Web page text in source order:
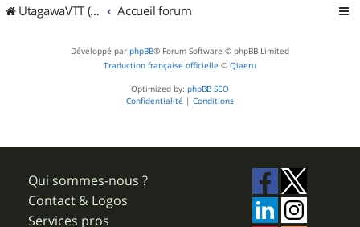
UtagawaVTT (Randos VTT et VTTAE avec traces GPS) Accueil forum
Développé par phpBB® Forum Software © phpBB Limited
Traduction française officielle © Qiaeru
Optimized by: phpBB SEO
Confidentialité | Conditions
Qui sommes-nous ?
Contact & Logos
Services pros